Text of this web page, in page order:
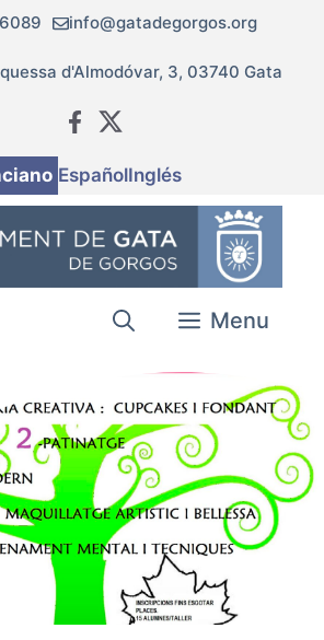
info@gatadegorgos.org
d'Almodóvar, 3, 03740 Gata
EspañolInglés
Menu